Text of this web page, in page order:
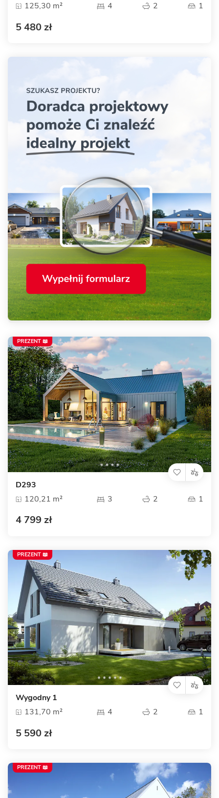
125,30 m²
4 2 1
5 480 zł
D293
120,21 m²
3 2 1
4 799 zł
PREZENT 📖
Wygodny 1
131,70 m²
4 2 1
5 590 zł
PREZENT 📖
PREZENT 📖